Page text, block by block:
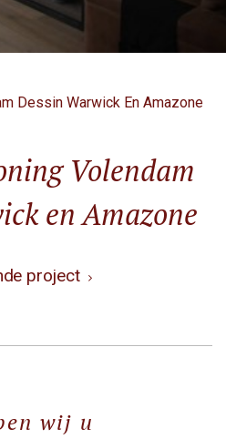
Dessin Warwick En Amazone
Volendam
en Amazone
project
wij u